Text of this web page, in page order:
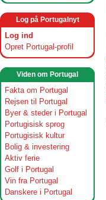
Log på Portugalnyt
Log ind
Opret Portugal-profil
Viden om Portugal
Fakta om Portugal
Rejsen til Portugal
Byer & steder i Portugal
Portugisisk sprog
Portugisisk kultur
Bolig & investering
Aktiv ferie
Golf i Portugal
Vin fra Portugal
Danskere i Portugal